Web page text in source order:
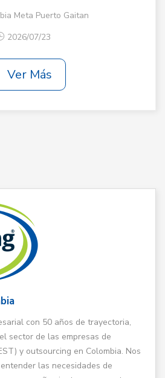
Meta Puerto Gaitan
2026/07/23
Ver Más
con 50 años de trayectoria,
sector de las empresas de
y outsourcing en Colombia. Nos
las necesidades de